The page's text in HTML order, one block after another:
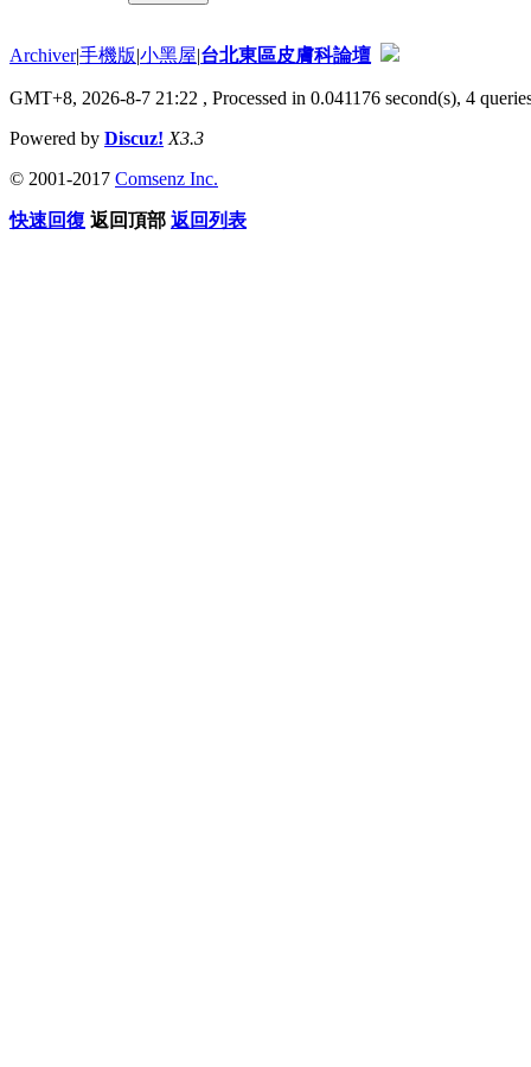
Archiver|手機版|小黑屋|台北東區皮膚科論壇
GMT+8, 2026-8-7 21:22 , Processed in 0.041176 second(s), 4
Powered by Discuz! X3.3
© 2001-2017 Comsenz Inc.
快速回復 返回頂部 返回列表